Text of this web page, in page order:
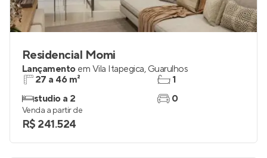
Residencial Momi
Lançamento em Vila Itapegica, Guarulhos
27 a 46 m²
studio a 2
1
0
Venda a partir de
R$ 241.524